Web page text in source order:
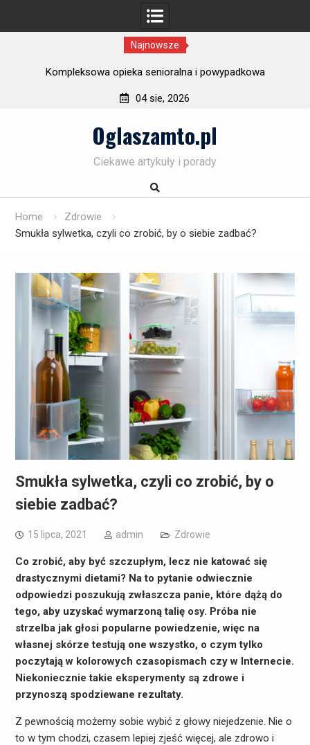
Najnowsze
Kompleksowa opieka senioralna i powypadkowa
04 sie, 2026
Oglaszamto.pl
Ciekawe artykuły i porady
Home
Zdrowie
Smukła sylwetka, czyli co zrobić, by o siebie zadbać?
Smukła sylwetka, czyli co zrobić, by o
siebie zadbać?
15 lipca, 2021 admin Zdrowie
Co zrobić, aby być szczupłym, lecz nie katować się
drastycznymi dietami? Na to pytanie odwiecznie
odpowiedzi poszukują zwłaszcza panie, które dążą do
tego, aby uzyskać wymarzoną talię osy. Próba nie
strzelba jak głosi popularne powiedzenie, więc na
własnej skórze testują one wszystko, o czym tylko
poczytają w kolorowych czasopismach czy w Internecie.
Niekoniecznie takie eksperymenty są zdrowe i
przynoszą spodziewane rezultaty.
Z pewnością możemy sobie wybić z głowy niejedzenie. Nie o
to w tym chodzi, czasem lepiej zjeść więcej, ale zdrowo i